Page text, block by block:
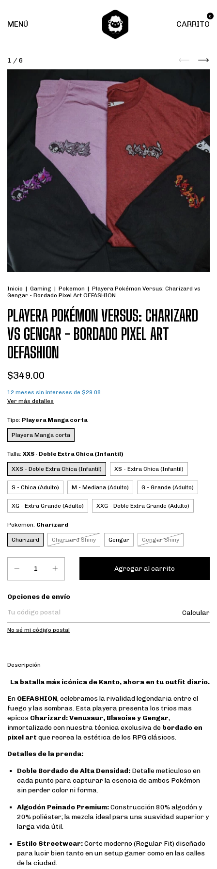
MENÚ CARRITO
0
1 / 6
Inicio | Gaming | Pokemon | Playera Pokémon Versus: Charizard vs
Gengar - Bordado Pixel Art OEFASHION
PLAYERA POKÉMON VERSUS: CHARIZARD
VS GENGAR - BORDADO PIXEL ART
OEFASHION
$349.00
12 meses sin intereses de $29.08
Ver más detalles
Tipo: Playera Manga corta
Playera Manga corta
Talla: XXS - Doble Extra Chica (Infantil)
XXS - Doble Extra Chica (Infantil) XS - Extra Chica (Infantil)
S - Chica (Adulto) M - Mediana (Adulto) G - Grande (Adulto)
XG - Extra Grande (Adulto) XXG - Doble Extra Grande (Adulto)
Pokemon: Charizard
Charizard Charizard Shiny Gengar Gengar Shiny
Entregas para el CP:
Opciones de envío
Calcular
No sé mi código postal
Descripción
La batalla más icónica de Kanto, ahora en tu outfit diario.
En OEFASHION, celebramos la rivalidad legendaria entre el
fuego y las sombras. Esta playera presenta los trios mas
epicos Charizard: Venusaur, Blasoise y Gengar,
inmortalizado con nuestra técnica exclusiva de bordado en
pixel art que recrea la estética de los RPG clásicos.
Detalles de la prenda:
Doble Bordado de Alta Densidad: Detalle meticuloso en
cada punto para capturar la esencia de ambos Pokémon
sin perder color ni forma.
Algodón Peinado Premium:Construcción 80% algodón y
20% poliéster; la mezcla ideal para una suavidad superior y
larga vida útil.
Estilo Streetwear:Corte moderno (Regular Fit) diseñado
para lucir bien tanto en un setup gamer como en las calles
de la ciudad.